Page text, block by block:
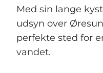
Med sin lange
udsyn over
perfekte sted for
vandet.